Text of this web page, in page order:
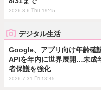
2026.8.6 Thu 19:45
デジタル生活
Google、アプリ向け年齢確
APIを年内に世界展開…未成
者保護を強化
2026.7.31 Fri 13:45